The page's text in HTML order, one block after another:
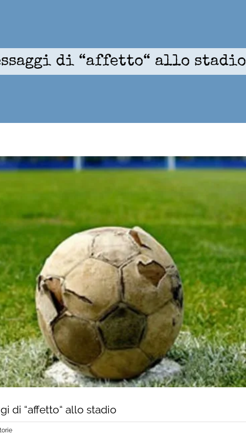
di “affetto“ allo stadio
di “affetto“ allo stadio